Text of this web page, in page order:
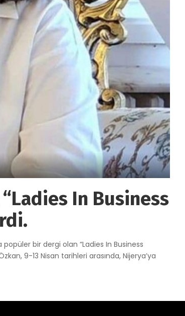
“Ladies In Business
popüler bir dergi olan “Ladies In Business
9-13 Nisan tarihleri arasında, Nijerya’ya